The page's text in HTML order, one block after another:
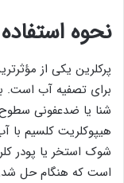
نحوه
پرکلرین یکی از
برای تصفیه آب است.
شنا یا ضدعفونی
هیپوکلریت کلسیم با
شوک استخر یا پودر
است که هنگام حل شدن